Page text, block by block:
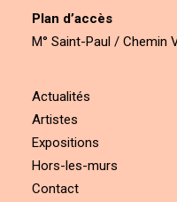
Plan d’accès
M° Saint-Paul / Chemin
Actualités
Artistes
Expositions
Hors-les-murs
Contact